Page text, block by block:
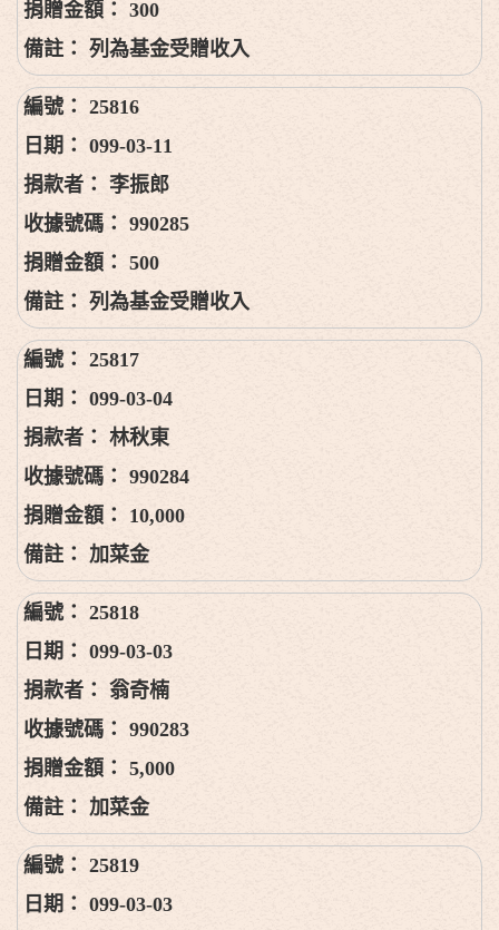
300
列為基金受贈收入
25816
099-03-11
李振郎
990285
500
列為基金受贈收入
25817
099-03-04
林秋東
990284
10,000
加菜金
25818
099-03-03
翁奇楠
990283
5,000
加菜金
25819
099-03-03